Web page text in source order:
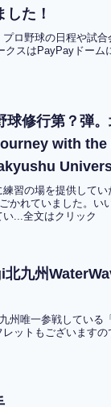
た！
ロ野球の日程や試
クスはPayPayドー
修行第？弾
with
習の場を提供して
かれていました。
...全文はクリック
九州
州唯一参戦してい
ットもございます